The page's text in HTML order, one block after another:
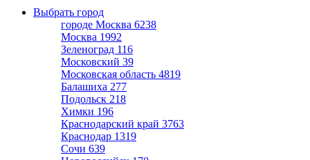
Выбрать город
городе Москва 6238
Москва 1992
Зеленоград 116
Московский 39
Московская область 4819
Балашиха 277
Подольск 218
Химки 196
Краснодарский край 3763
Краснодар 1319
Сочи 639